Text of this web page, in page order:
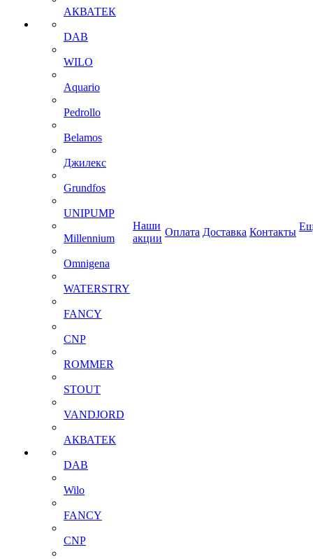
АКВАТЕК
DAB
WILO
Aquario
Pedrollo
Belamos
Джилекс
Grundfos
UNIPUMP
Millennium
Omnigena
WATERSTRY
FANCY
CNP
ROMMER
STOUT
VANDJORD
АКВАТЕК
DAB
Wilo
FANCY
CNP
Наши
акции
Оплата Доставка Контакты